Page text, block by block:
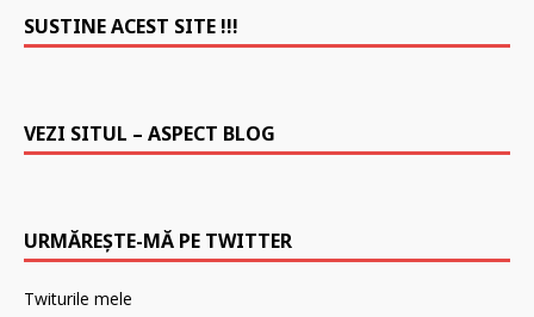
SUSTINE ACEST SITE !!!
VEZI SITUL – ASPECT BLOG
URMĂREȘTE-MĂ PE TWITTER
Twiturile mele